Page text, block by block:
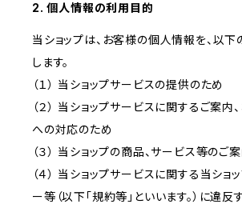
2. 個人情報の利用目的
当ショップは、お客様の個人情報を、以
します。
（１） 当ショップサービスの提供のため
（２） 当ショップサービスに関するご案内
への対応のため
（３） 当ショップの商品、サービス等のご
（４） 当ショップサービスに関する当ショ
ー等（以下「規約等」といいます。）に違